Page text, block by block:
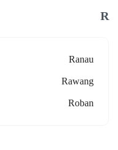
R
Ranau
Rawang
Roban